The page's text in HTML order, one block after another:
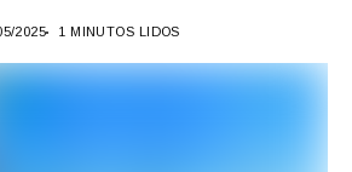
2025
1 MINUTOS LIDOS